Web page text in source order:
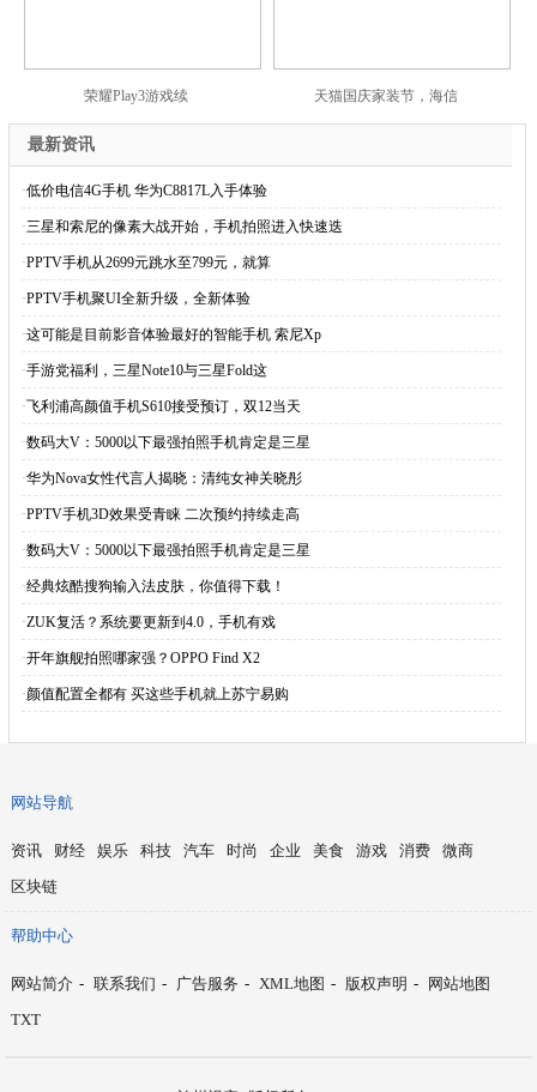
荣耀Play3游戏续 天猫国庆家装节，海信
最新资讯
·低价电信4G手机 华为C8817L入手体验
·三星和索尼的像素大战开始，手机拍照进入快速迭
·PPTV手机从2699元跳水至799元，就算
·PPTV手机聚UI全新升级，全新体验
·这可能是目前影音体验最好的智能手机 索尼Xp
·手游党福利，三星Note10与三星Fold这
·飞利浦高颜值手机S610接受预订，双12当天
·数码大V：5000以下最强拍照手机肯定是三星
·华为Nova女性代言人揭晓：清纯女神关晓彤
·PPTV手机3D效果受青睐 二次预约持续走高
·数码大V：5000以下最强拍照手机肯定是三星
·经典炫酷搜狗输入法皮肤，你值得下载！
·ZUK复活？系统要更新到4.0，手机有戏
·开年旗舰拍照哪家强？OPPO Find X2
·颜值配置全都有 买这些手机就上苏宁易购
网站导航
资讯 财经 娱乐 科技 汽车 时尚 企业 美食 游戏 消费
微商
区块链
帮助中心
网站简介 - 联系我们 - 广告服务 - XML地图 - 版权声明 -
网站地图
TXT